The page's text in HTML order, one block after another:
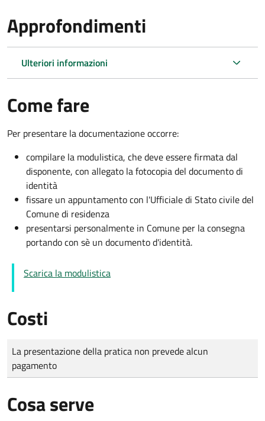
Approfondimenti
Ulteriori informazioni
Come fare
Per presentare la documentazione occorre:
compilare la modulistica, che deve essere firmata dal
disponente, con allegato la fotocopia del documento di
identità
fissare un appuntamento con l'Ufficiale di Stato civile del
Comune di residenza
presentarsi personalmente in Comune per la consegna
portando con sè un documento d'identità.
Scarica la modulistica
Costi
Tipo di pagamento
Importo
La presentazione della pratica non prevede alcun
pagamento
Cosa serve